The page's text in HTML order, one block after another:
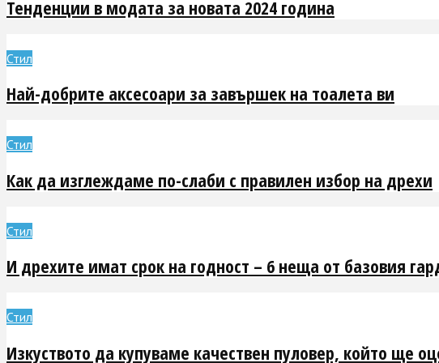
Тенденции в модата за новата 2024 година
Стил
Най-добрите аксесоари за завършек на тоалета ви
Стил
Как да изглеждаме по-слаби с правилен избор на дрехи
Стил
И дрехите имат срок на годност – 6 неща от базовия
Стил
Изкуството да купуваме качествен пуловер, който ще